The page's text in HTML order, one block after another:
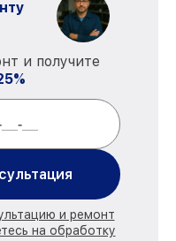
и получите
и ремонт
на обработку